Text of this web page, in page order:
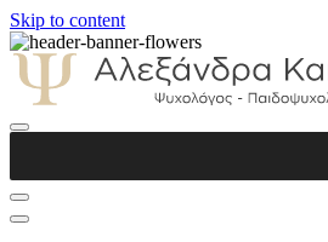
Skip to content
Παιδοψυχολόγος